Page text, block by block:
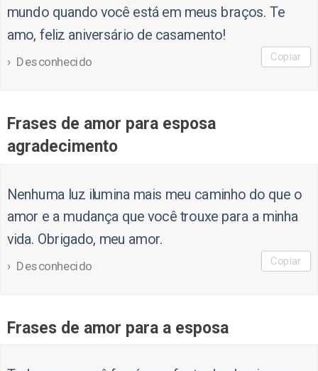
mundo quando você está em meus braços. Te
amo, feliz aniversário de casamento!
Desconhecido Copiar
Frases de amor para esposa
agradecimento
Nenhuma luz ilumina mais meu caminho do que o
amor e a mudança que você trouxe para a minha
vida. Obrigado, meu amor.
Desconhecido Copiar
Frases de amor para a esposa